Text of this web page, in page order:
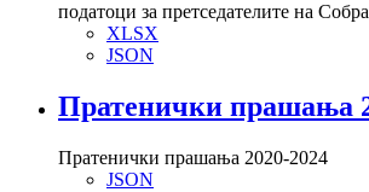
податоци за претседателите на
XLSX
JSON
Пратенички прашања
Пратенички прашања 2020-2024
JSON